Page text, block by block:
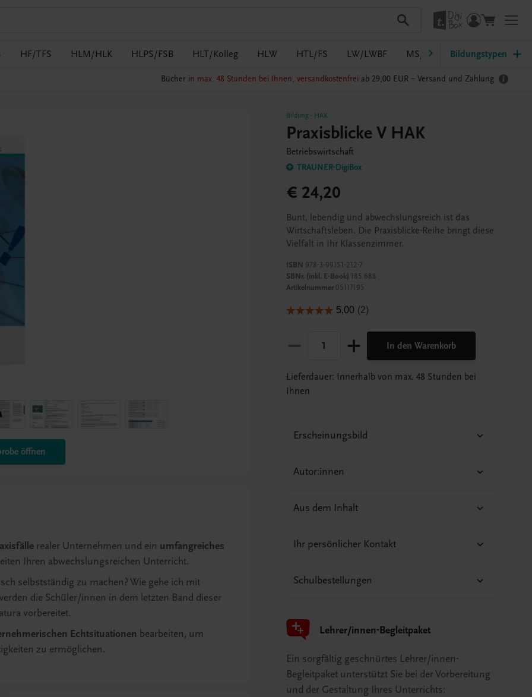
HF/TFS HLM/HLK HLPS/FSB HLT/Kolleg HLW HTL/FS LW/LWBF MS/ASO Pflege PTS
Bildungstypen
Bücher in max. 48 Stunden bei Ihnen, versandkostenfrei ab 29,00 EUR – Versand und Zahlung
Bildung- HAK
Praxisblicke V HAK
Betriebswirtschaft
TRAUNER-DigiBox
öffnen
€ 24,20
Bunt, lebendig und abwechslungsreich ist das
Wirtschaftsleben. Die Praxisblicke-Reihe bringt diese
Vielfalt in Ihr Klassenzimmer.
ISBN 978-3-99151-212-7
SBNr. (inkl. E-Book) 185.688
Artikelnummer05117195
In den Warenkorb
Lieferdauer: Innerhalb von max. 48 Stunden bei
Ihnen
Erscheinungsbild
Autor:innen
Aus dem Inhalt
Ihr persönlicher Kontakt
Schulbestellungen
Lehrer/innen-Begleitpaket
Ein sorgfältig geschnürtes Lehrer/innen-
Begleitpaket unterstützt Sie bei der Vorbereitung
und der Gestaltung Ihres Unterrichts:
realer Unternehmen und ein umfangreiches
Ihren abwechslungsreichen Unterricht.
selbstständig zu machen? Wie gehe ich mit
die Schüler/innen in dem letzten Band dieser
vorbereitet.
Echtsituationen bearbeiten, um
zu ermöglichen.